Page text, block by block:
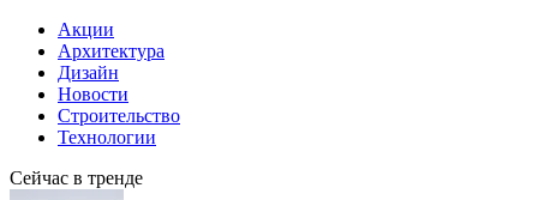
Акции
Архитектура
Дизайн
Новости
Строительство
Технологии
Сейчас в тренде